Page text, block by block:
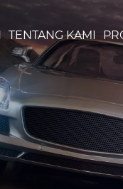
TENTANG KAMI